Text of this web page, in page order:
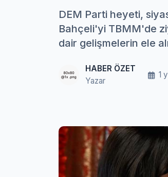
DEM Parti heyeti,
Bahçeli'yi TBMM'de
dair gelişmelerin ele
HABER ÖZET
Yazar
1